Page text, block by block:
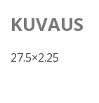
KUVAUS
27.5×2.25